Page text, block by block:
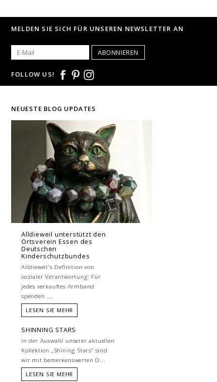
MELDEN SIE SICH FÜR UNSEREN NEWSLETTER AN
ABONNIEREN
FOLLOW US!
NEUESTE BLOG UPDATES
Alldieweil unterstützt den
Ortsverein Essen des
Deutschen
Kinderschutzbundes
Alldieweil's Definition von
sozialer Verantwortung: Für
jedes verkauftes Armband
spenden ...
LESEN SIE MEHR
SHINNING STARS
In der Auswahl unserer aktuellen
Kollektion „Shining Stars“ sind
wir mit bemerkenswerten D...
LESEN SIE MEHR